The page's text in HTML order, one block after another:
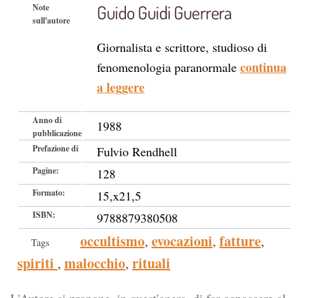
Note
sull'autore
Guido Guidi Guerrera
Giornalista e scrittore, studioso di
fenomenologia paranormale continua
a leggere
Anno di
pubblicazione
1988
Prefazione di Fulvio Rendhell
Pagine: 128
Formato: 15,x21,5
ISBN: 9788879380508
Tags occultismo, evocazioni, fatture,
spiriti , malocchio, rituali